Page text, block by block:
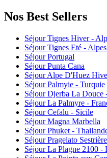
Nos Best Sellers
Séjour Tignes Hiver -
Séjour Tignes Eté -
Séjour Portugal
Séjour Punta Cana
Séjour Alpe D'Huez
Séjour Palmyie - Turquie
Séjour Djerba La Douce
Séjour La Palmyre -
Séjour Cefalu - Sicile
Séjour Magna Marbella
Séjour Phuket -
Séjour Pragelato
Séjour La Plagne 2100 -